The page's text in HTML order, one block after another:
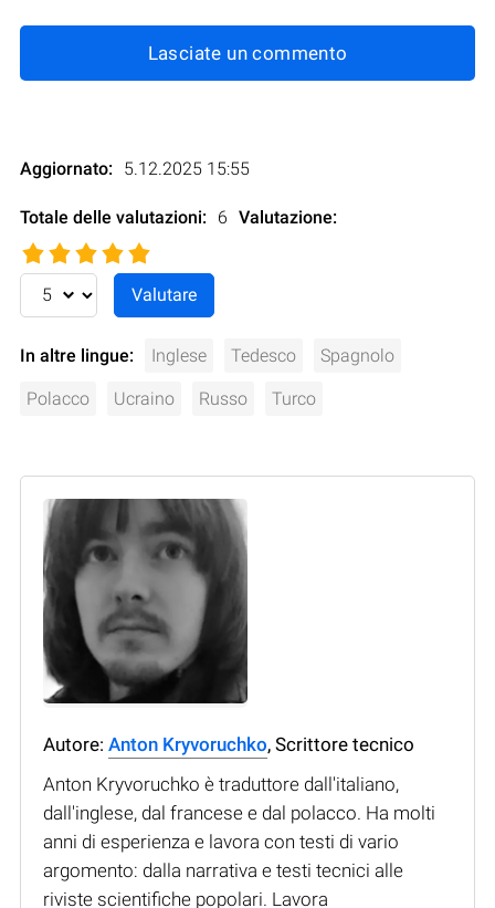
Lasciate un commento
Aggiornato: 5.12.2025 15:55
Totale delle valutazioni: 6 Valutazione:
In altre lingue: Inglese Tedesco Spagnolo
Polacco Ucraino Russo Turco
Autore: Anton Kryvoruchko, Scrittore tecnico
Anton Kryvoruchko è traduttore dall'italiano,
dall'inglese, dal francese e dal polacco. Ha molti
anni di esperienza e lavora con testi di vario
argomento: dalla narrativa e testi tecnici alle
riviste scientifiche popolari. Lavora